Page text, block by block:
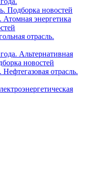
Подборка новостей
энергетика
отрасль.
Альтернативная
новостей
отрасль.